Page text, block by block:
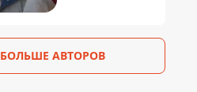
БОЛЬШЕ АВТОРОВ